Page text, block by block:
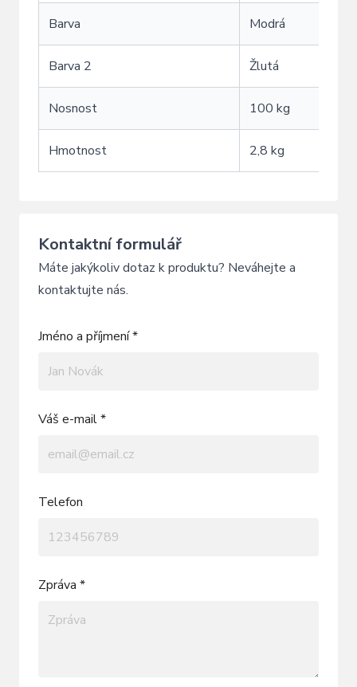
Barva Modrá
Barva 2 Žlutá
Nosnost 100 kg
Hmotnost 2,8 kg
Kontaktní formulář
Máte jakýkoliv dotaz k produktu? Neváhejte a
kontaktujte nás.
Jméno a příjmení *
Váš e-mail *
Telefon
Zpráva *